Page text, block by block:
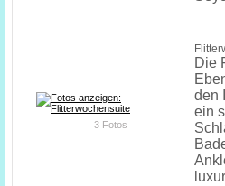
3 Fotos
Die
den
ein